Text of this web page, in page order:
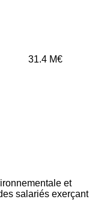
31.4 M€
et
salariés exerçant